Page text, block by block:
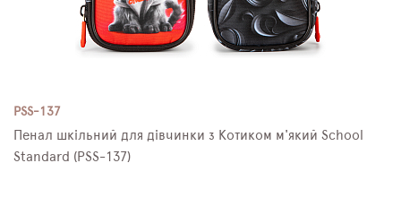
PSS-137
Пенал шкільний для дівчинки з Котиком м'який School
Standard (PSS-137)